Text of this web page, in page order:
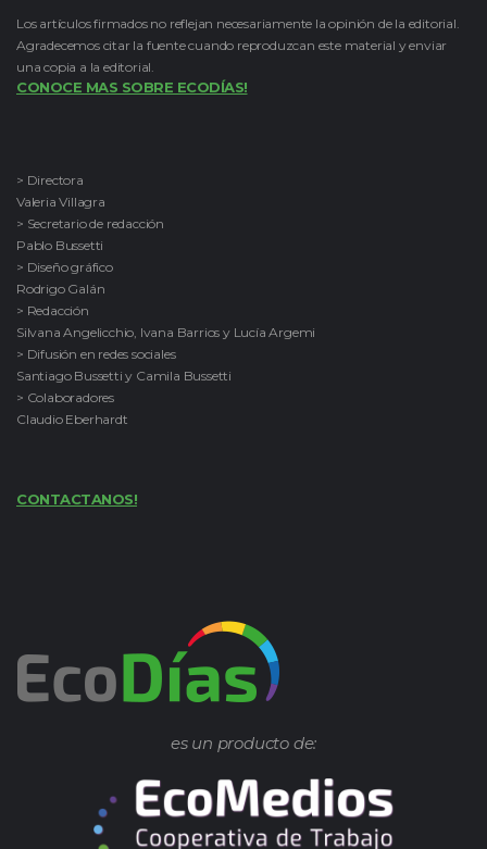
Los artículos firmados no reflejan necesariamente la opinión de la editorial.
Agradecemos citar la fuente cuando reproduzcan este material y enviar
una copia a la editorial.
CONOCE MAS SOBRE ECODÍAS!
> Directora
Valeria Villagra
> Secretario de redacción
Pablo Bussetti
> Diseño gráfico
Rodrigo Galán
> Redacción
Silvana Angelicchio, Ivana Barrios y Lucía Argemi
> Difusión en redes sociales
Santiago Bussetti y Camila Bussetti
> Colaboradores
Claudio Eberhardt
CONTACTANOS!
es un producto de: